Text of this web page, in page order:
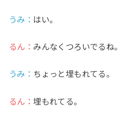
うみ ： はい。
るん： みんなくつろいでるね。
うみ ： ちょっと埋もれてる。
るん：埋もれてる。